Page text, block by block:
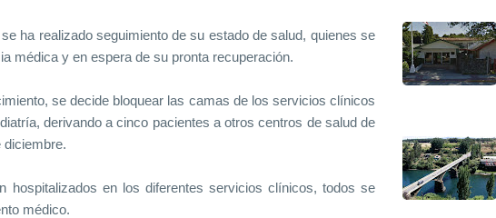
ha realizado seguimiento de su estado de salud, quienes se
médica y en espera de su pronta recuperación.
se decide bloquear las camas de los servicios clínicos
derivando a cinco pacientes a otros centros de salud de
diciembre.
hospitalizados en los diferentes servicios clínicos, todos se
médico.